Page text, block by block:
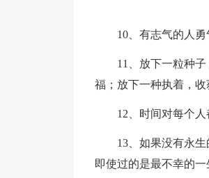
10、有志气的人
11、放下一粒种
福；放下一种执着，收
12、时间对每个
13、如果没有永
即使过的是最不幸的